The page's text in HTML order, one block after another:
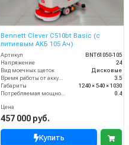
Bennett Clever C510bt Basic (с
литиевым АКБ 105 Ач)
Артикул
BNT61050-105
Напряжение
24
Вид моечных щеток
Дисковые
Время работы от аккумуляторов (ч)
3.5
Габариты
1240 × 540 × 1030
Потребляемая мощность (кВт)
0.4
Цена
457 000 руб.
Купить